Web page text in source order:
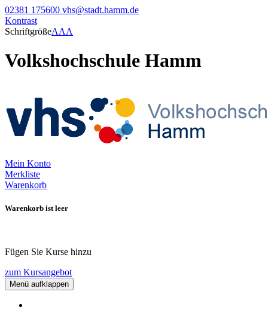
02381 175600 vhs@stadt.hamm.de
Kontrast
SchriftgrößeAAA
Volkshochschule Hamm
Mein Konto
Merkliste
Warenkorb
Warenkorb ist leer
Fügen Sie Kurse hinzu
zum Kursangebot
Menü aufklappen